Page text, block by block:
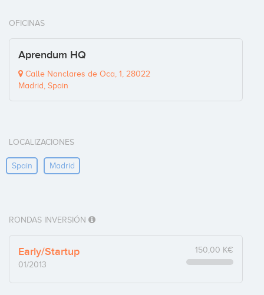
OFICINAS
Aprendum HQ
Calle Nanclares de Oca, 1, 28022
Madrid, Spain
LOCALIZACIONES
Spain Madrid
RONDAS INVERSIÓN
Early/Startup
01/2013
150,00 K€